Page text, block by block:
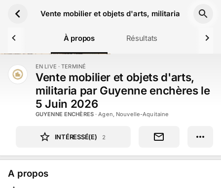
Vente mobilier et objets d'arts, militaria par
À propos Résultats
TERMINÉ EN LIVE · TERMINÉ
Vente mobilier et objets d'arts,
militaria par Guyenne enchères le
5 Juin 2026
GUYENNE ENCHÈRES·Agen, Nouvelle-Aquitaine
INTÉRESSÉ(E) 2
A propos